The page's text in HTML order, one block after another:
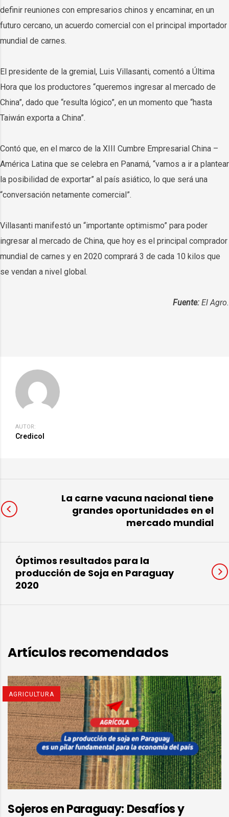
definir reuniones con empresarios chinos y encaminar, en un
futuro cercano, un acuerdo comercial con el principal importador
mundial de carnes.
El presidente de la gremial, Luis Villasanti, comentó a Última
Hora que los productores “queremos ingresar al mercado de
China”, dado que “resulta lógico”, en un momento que “hasta
Taiwán exporta a China”.
Contó que, en el marco de la XIII Cumbre Empresarial China –
América Latina que se celebra en Panamá, “vamos a ir a plantear
la posibilidad de exportar” al país asiático, lo que será una
“conversación netamente comercial”.
Villasanti manifestó un “importante optimismo” para poder
ingresar al mercado de China, que hoy es el principal comprador
mundial de carnes y en 2020 comprará 3 de cada 10 kilos que
se vendan a nivel global.
Fuente: El Agro.
AUTOR:
Credicol
La carne vacuna nacional tiene
grandes oportunidades en el
mercado mundial
Óptimos resultados para la
producción de Soja en Paraguay
2020
Artículos recomendados
AGRICULTURA
Sojeros en Paraguay: Desafíos y